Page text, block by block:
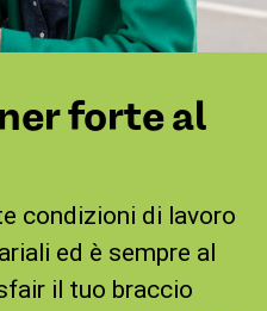
forte al
condizioni di lavoro
ed è sempre al
il tuo braccio